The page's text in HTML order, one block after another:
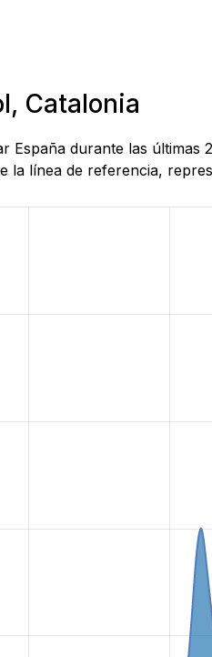
Catalonia
durante las
la línea de referencia,